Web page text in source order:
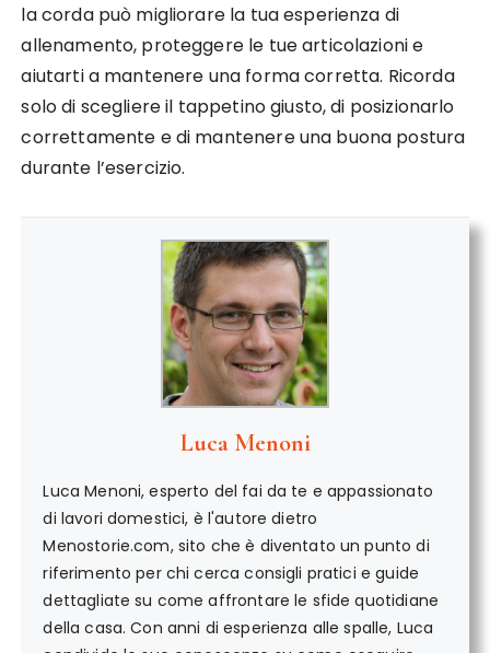
la corda può migliorare la tua esperienza di
allenamento, proteggere le tue articolazioni e
aiutarti a mantenere una forma corretta. Ricorda
solo di scegliere il tappetino giusto, di posizionarlo
correttamente e di mantenere una buona postura
durante l’esercizio.
Luca Menoni
Luca Menoni, esperto del fai da te e appassionato
di lavori domestici, è l'autore dietro
Menostorie.com, sito che è diventato un punto di
riferimento per chi cerca consigli pratici e guide
dettagliate su come affrontare le sfide quotidiane
della casa. Con anni di esperienza alle spalle, Luca